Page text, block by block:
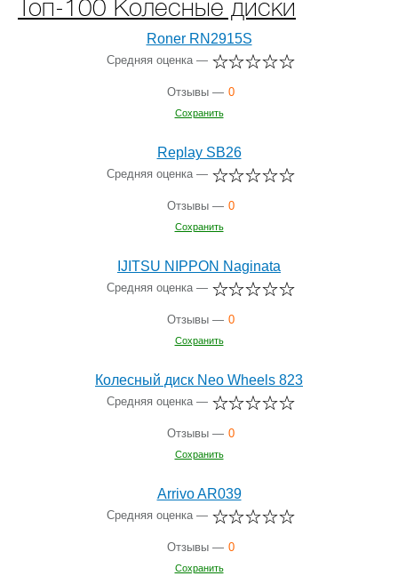
Топ-100 Колесные диски
Roner RN2915S
Средняя оценка —
Отзывы — 0
Сохранить
Replay SB26
Средняя оценка —
Отзывы — 0
Сохранить
IJITSU NIPPON Naginata
Средняя оценка —
Отзывы — 0
Сохранить
Колесный диск Neo Wheels 823
Средняя оценка —
Отзывы — 0
Сохранить
Arrivo AR039
Средняя оценка —
Отзывы — 0
Сохранить